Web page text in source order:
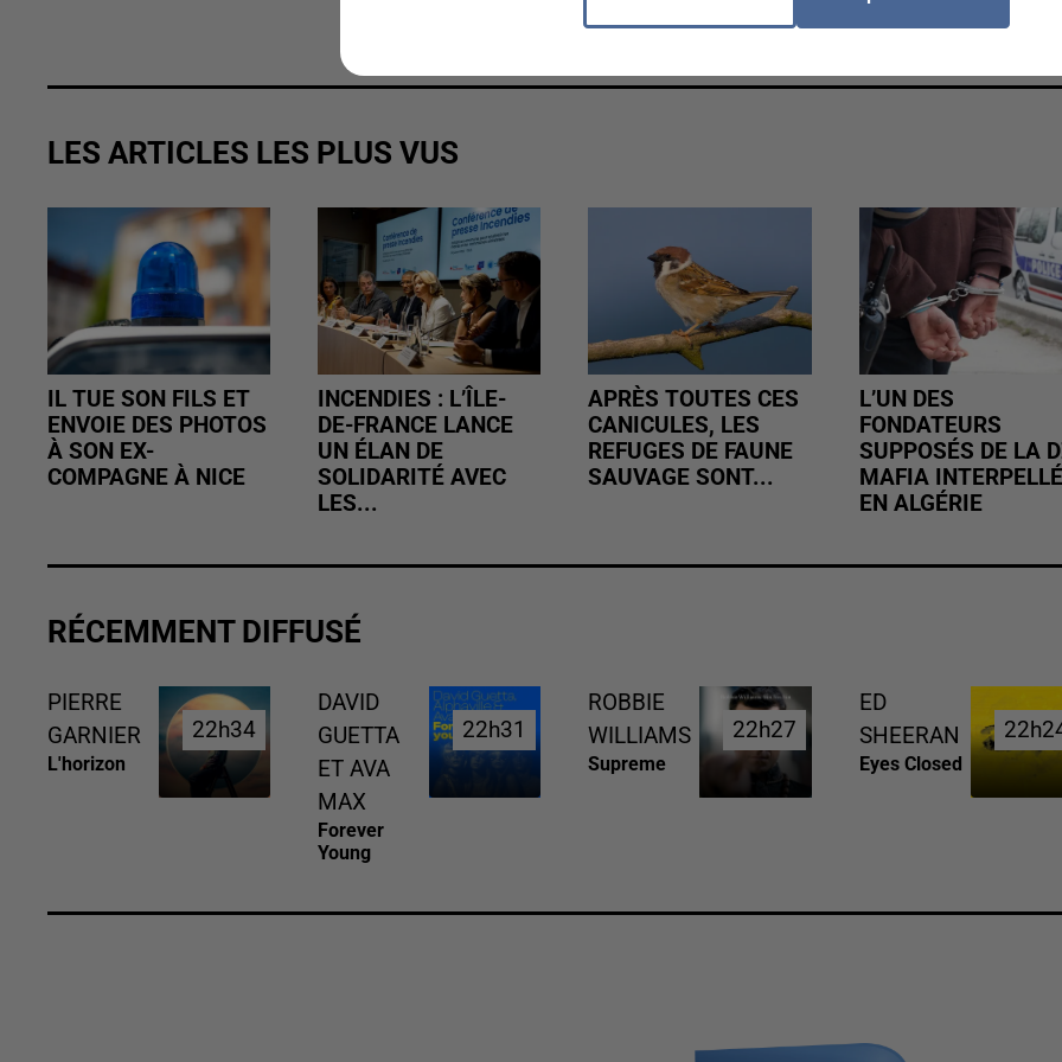
LES ARTICLES LES PLUS VUS
IL TUE SON FILS ET
ENVOIE DES PHOTOS
À SON EX-
COMPAGNE À NICE
INCENDIES : L’ÎLE-
DE-FRANCE LANCE
UN ÉLAN DE
SOLIDARITÉ AVEC
LES...
APRÈS TOUTES CES
CANICULES, LES
REFUGES DE FAUNE
SAUVAGE SONT...
L’UN DES
FONDATEURS
SUPPOSÉS DE LA
MAFIA INTERPELLÉ
EN ALGÉRIE
RÉCEMMENT DIFFUSÉ
PIERRE
GARNIER
L'horizon
22h34
22h34
DAVID
GUETTA
ET AVA
MAX
Forever
Young
22h31
22h31
ROBBIE
WILLIAMS
Supreme
22h27
22h27
ED
SHEERAN
Eyes Closed